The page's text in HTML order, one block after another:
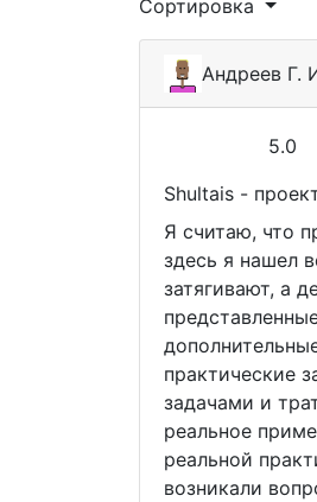
Сортировка
Андреев Г.
5.0
Shultais -
Я считаю, что
здесь я нашел
затягивают, а
практические
задачами и
реальное
реальной
возникали